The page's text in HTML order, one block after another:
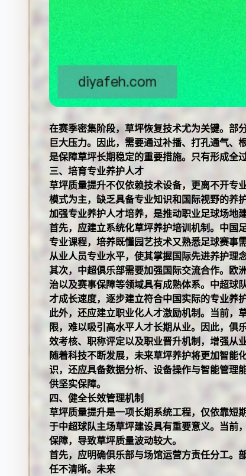
在赛季密集阶段，草坪恢复技术尤为关键。部
巨大压力。因此，需要通过补播、打孔通气、
是保障草坪长期稳定的重要措施。只有形成全
三、培育专业养护人才
草坪质量提升不仅依赖技术设备，更离不开专
模式为主，缺乏具备专业知识和国际视野的养
加强专业养护人才培养，是推动职业足球场地
首先，应建立系统化草坪养护培训机制。中国
专业课程，培养既懂园艺技术又熟悉足球赛事
从业人员专业水平，使其掌握国际先进养护理
其次，中超俱乐部需要加强国际交流合作。欧
治以及赛事保障等领域具有成熟体系。中超球
才成长速度，逐步建立符合中国实际的专业养护
此外，还应建立职业化人才激励机制。当前，
限，难以吸引高水平人才长期从业。因此，俱
效考核、职称评定以及职业晋升机制，增强从
随着科技不断发展，未来草坪养护将更加智能
识，还应具备数据分析、设备操作与智能管理
供坚实保障。
四、健全长效管理机制
草坪质量提升是一项长期系统工程，仅依靠短
于中超球队主场草坪建设具有重要意义。当前
保障，导致草坪质量波动较大。
首先，应明确俱乐部与场馆运营方责任分工。
任不清晰。未来